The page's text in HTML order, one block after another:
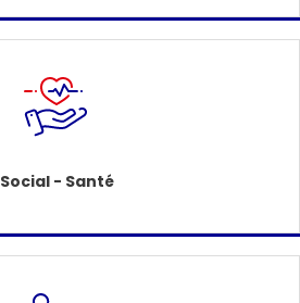
Social - Santé